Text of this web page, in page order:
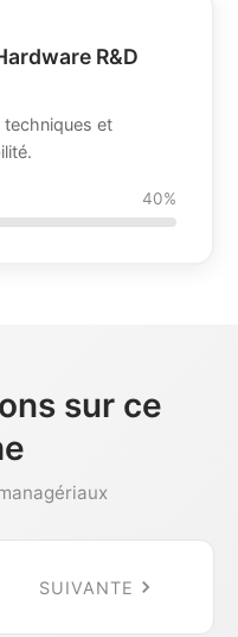
R&D
techniques et
40%
sur ce
SUIVANTE